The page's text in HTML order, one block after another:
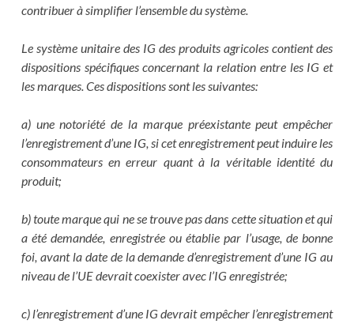
contribuer à simplifier l’ensemble du système.
Le système unitaire des IG des produits agricoles contient des
dispositions spécifiques concernant la relation entre les IG et
les marques. Ces dispositions sont les suivantes:
a) une notoriété de la marque préexistante peut empêcher
l’enregistrement d’une IG, si cet enregistrement peut induire les
consommateurs en erreur quant à la véritable identité du
produit;
b) toute marque qui ne se trouve pas dans cette situation et qui
a été demandée, enregistrée ou établie par l’usage, de bonne
foi, avant la date de la demande d’enregistrement d’une IG au
niveau de l’UE devrait coexister avec l’IG enregistrée;
c) l’enregistrement d’une IG devrait empêcher l’enregistrement